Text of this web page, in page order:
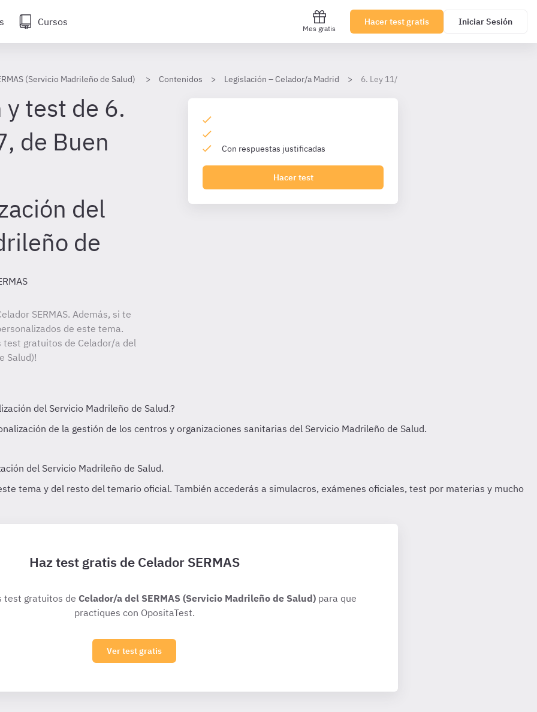
Cursos
Mes gratis
Hacer test gratis Iniciar Sesión
(Servicio Madrileño de Salud) Contenidos Legislación – Celador/a Madrid 6. Ley 11/2017, de Buen Gobierno y
test de 6.
de Buen
del
de
SERMAS. Además, si te
de este tema.
test gratuitos de Celador/a del
Salud)!
Con respuestas justificadas
Hacer test
Haz test gratis de Celador SERMAS
test gratuitos de Celador/a del SERMAS (Servicio Madrileño de Salud)para que
practiques con OpositaTest.
Ver test gratis